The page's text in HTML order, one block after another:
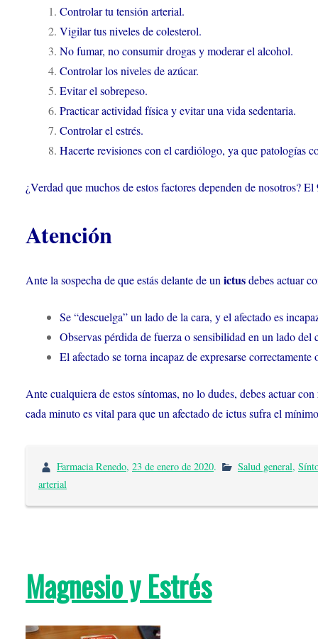
Controlar tu tensión arterial.
Vigilar tus niveles de colesterol.
No fumar, no consumir drogas y moderar el alcohol.
Controlar los niveles de azúcar.
Evitar el sobrepeso.
Practicar actividad física y evitar una vida sedentaria.
Controlar el estrés.
Hacerte revisiones con el cardiólogo, ya que patologías
¿Verdad que muchos de estos factores dependen de nosotros?
Atención
Ante la sospecha de que estás delante de un ictusdebes actuar
Se “descuelga” un lado de la cara, y el afectado es
Observas pérdida de fuerza o sensibilidad en un lado del
El afectado se torna incapaz de expresarse correctamente
Ante cualquiera de estos síntomas, no lo dudes, debes actuar
cada minuto es vital para que un afectado de ictus sufra el
Farmacia Renedo, 23 de enero de 2020. Salud general,
arterial
Magnesio y Estrés